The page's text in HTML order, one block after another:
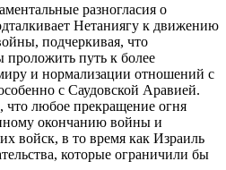
разногласия о
Нетаниягу к движению
подчеркивая, что
проложить путь к более
и нормализации отношений с
с Саудовской Аравией.
любое прекращение огня
окончанию войны и
войск, в то время как Израиль
которые ограничили бы